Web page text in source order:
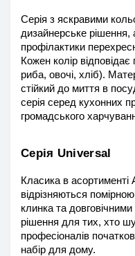
Серія з яскравими
дизайнерське рішення,
профілактики
Кожен колір
риба, овочі, хліб).
стійкий до миття в
серія серед кухонних
громадського
Серія Universal
Класика в асортименті
відрізняються
клинка та
рішення для тих, хто
професіоналів
набір для дому.